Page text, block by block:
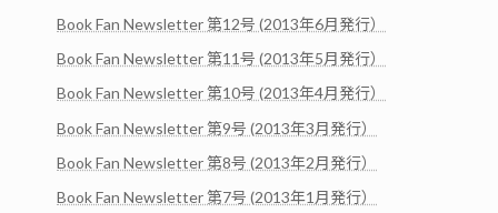
Book Fan Newsletter 第12号 (2013年6月発行）
Book Fan Newsletter 第11号 (2013年5月発行）
Book Fan Newsletter 第10号 (2013年4月発行）
Book Fan Newsletter 第9号 (2013年3月発行）
Book Fan Newsletter 第8号 (2013年2月発行）
Book Fan Newsletter 第7号 (2013年1月発行）